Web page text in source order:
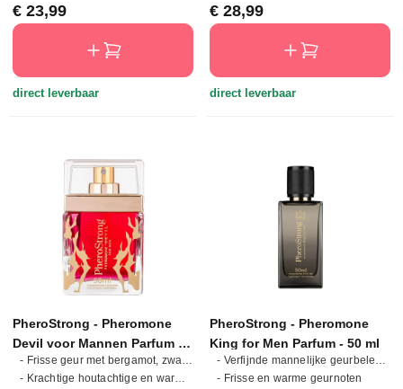
Normale prijs:
€ 23,99
direct leverbaar
Normale prijs:
€ 28,99
direct leverbaar
PheroStrong - Pheromone
Devil voor Mannen Parfum -
50 ml
- Frisse geur met bergamot, zwarte peper en tonkaboon
- Krachtige houtachtige en warme geurcompositie
PheroStrong - Pheromone
King for Men Parfum - 50 ml
- Verfijnde mannelijke geurbeleving
- Frisse en warme geurnoten